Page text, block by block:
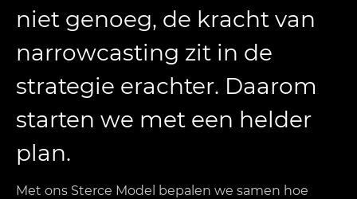
niet genoeg, de kracht van
narrowcasting zit in de
strategie erachter. Daarom
starten we met een helder
plan.
Met ons Sterce Model bepalen we samen hoe